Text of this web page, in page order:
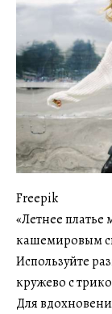
Freepik
«Летнее платье
кашемировым
Используйте
кружево с
Для